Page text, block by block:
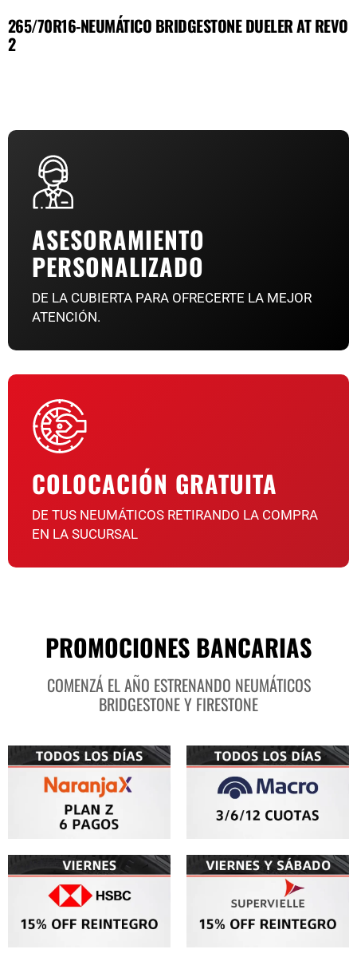
265/70R16-NEUMÁTICO BRIDGESTONE DUELER AT REVO
2
ASESORAMIENTO
PERSONALIZADO
DE LA CUBIERTA PARA OFRECERTE LA MEJOR
ATENCIÓN.
COLOCACIÓN GRATUITA
DE TUS NEUMÁTICOS RETIRANDO LA COMPRA
EN LA SUCURSAL
PROMOCIONES BANCARIAS
COMENZÁ EL AÑO ESTRENANDO NEUMÁTICOS
BRIDGESTONE Y FIRESTONE